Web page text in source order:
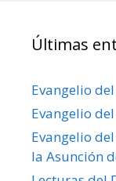
Últimas
Evangelio
Evangelio
Evangelio
la Asunción